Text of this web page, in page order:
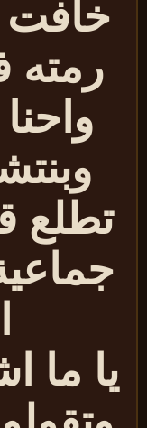
خافت
رمته
تطلع
يا ما